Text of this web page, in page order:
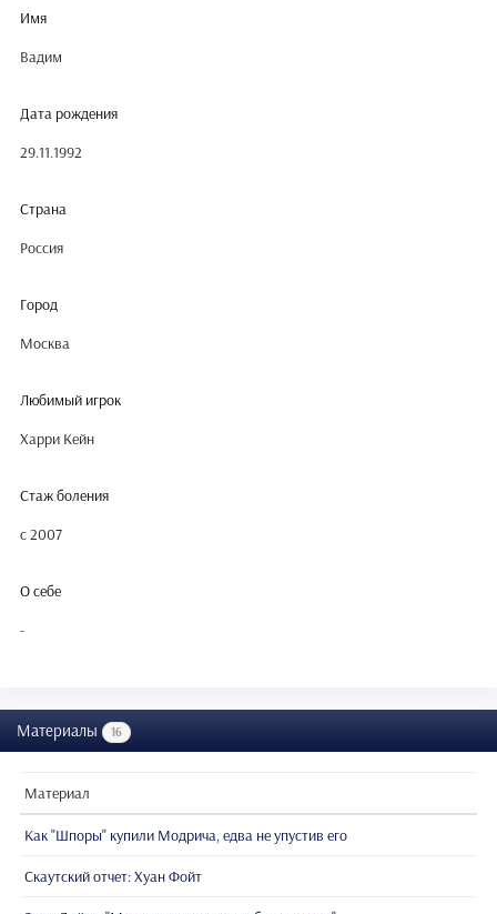
Имя
Вадим
Дата рождения
29.11.1992
Страна
Россия
Город
Москва
Любимый игрок
Харри Кейн
Стаж боления
с 2007
О себе
-
Материалы 16
Материал
Как "Шпоры" купили Модрича, едва не упустив его
Скаутский отчет: Хуан Фойт